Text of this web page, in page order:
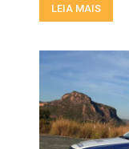
LEIA MAIS